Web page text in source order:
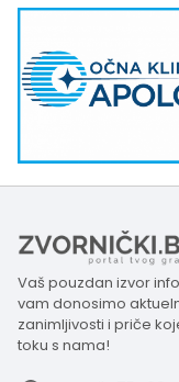
Vaš pouzdan izvor
vam donosimo
zanimljivosti i priče
toku s nama!